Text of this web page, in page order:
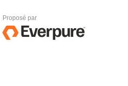
Proposé par